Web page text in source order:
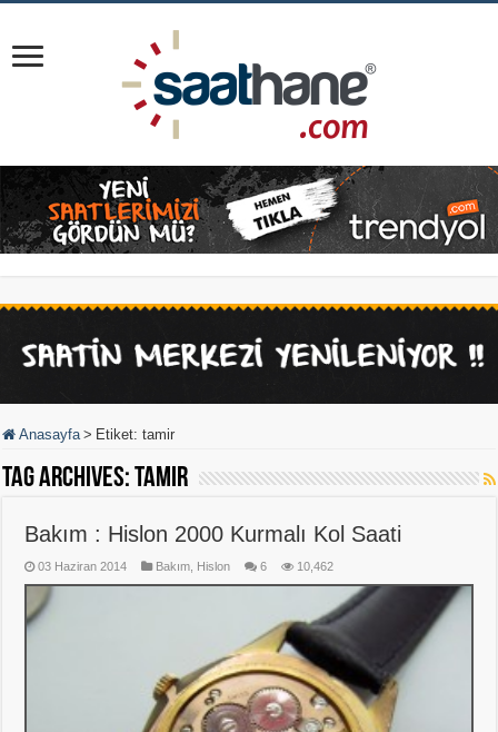
Anasayfa > Etiket:tamir
Tag Archives:tamir
Bakım : Hislon 2000 Kurmalı Kol Saati
03 Haziran 2014 Bakım Hislon 6 10,462